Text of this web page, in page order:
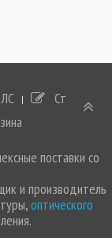
Статьи
поставки со
и производитель
оптического